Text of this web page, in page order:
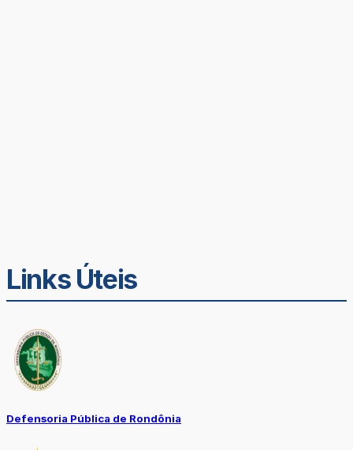
Links Úteis
Defensoria Pública de Rondônia